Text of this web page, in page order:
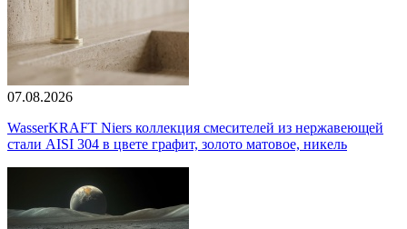
07.08.2026
WasserKRAFT Niers коллекция смесителей из нержавеющей
стали AISI 304 в цвете графит, золото матовое, никель